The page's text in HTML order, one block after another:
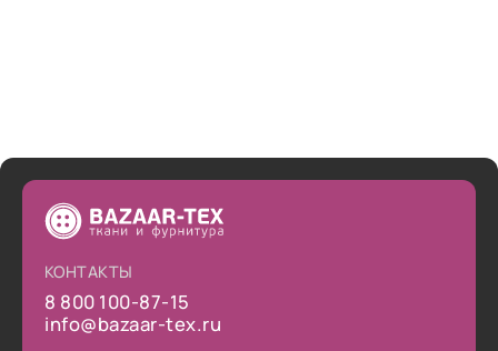
КОНТАКТЫ
8 800 100-87-15
info@bazaar-tex.ru